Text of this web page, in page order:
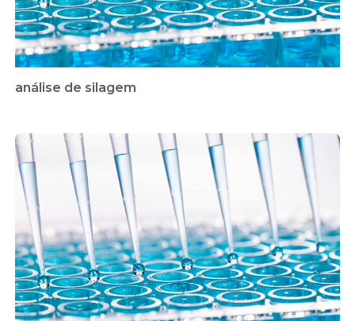
análise de silagem